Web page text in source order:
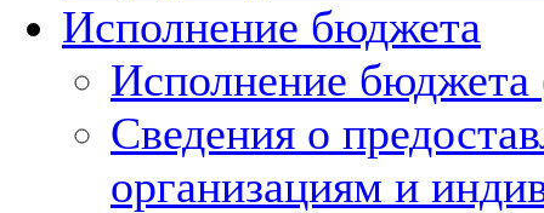
Исполнение бюджета
Исполнение бюджета
Сведения о
организациям и